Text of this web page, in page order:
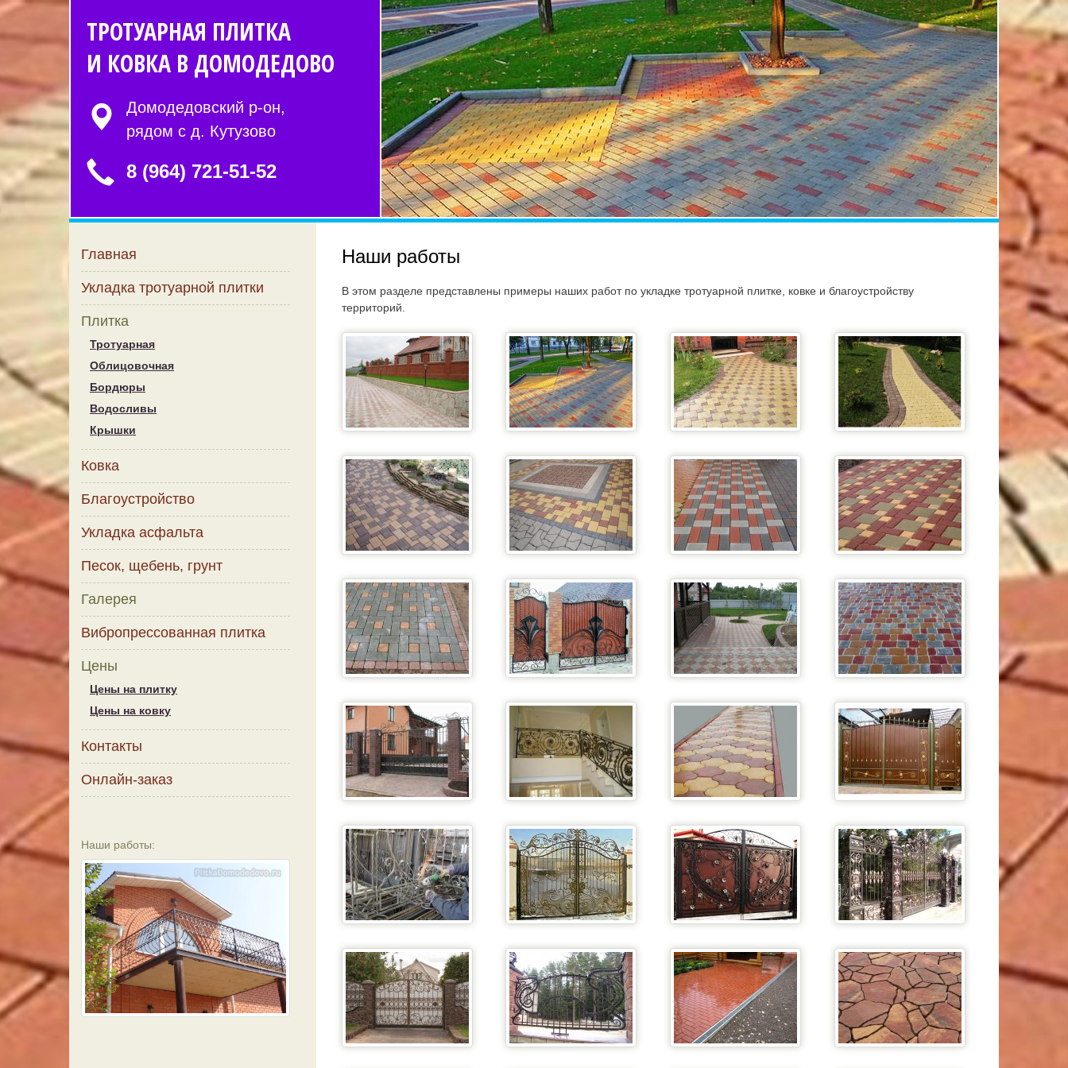
ТРОТУАРНАЯ ПЛИТКА
И КОВКА В ДОМОДЕДОВО
Домодедовский р-он,
рядом с д. Кутузово
8 (964) 721-51-52
Главная
Укладка тротуарной плитки
Плитка
Тротуарная
Облицовочная
Бордюры
Водосливы
Крышки
Ковка
Благоустройство
Укладка асфальта
Песок, щебень, грунт
Галерея
Вибропрессованная плитка
Цены
Цены на плитку
Цены на ковку
Контакты
Онлайн-заказ
Наши работы:
Наши работы
В этом разделе представлены примеры наших работ по укладке тротуарной плитке, ковке и благоустройству
территорий.